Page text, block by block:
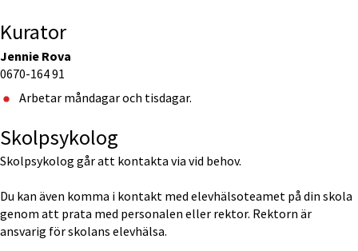
Kurator
Jennie Rova
0670-164 91
Arbetar måndagar och tisdagar.
Skolpsykolog
Skolpsykolog går att kontakta via vid behov.
Du kan även komma i kontakt med elevhälsoteamet på din skola
genom att prata med personalen eller rektor. Rektorn är
ansvarig för skolans elevhälsa.